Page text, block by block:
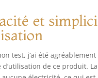
oublierez le
de la bière
Beertender
bien frais
et
test, j’ai été
de ce produit. La